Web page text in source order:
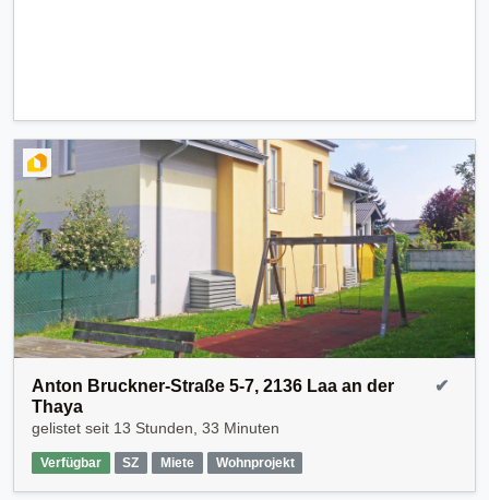
Anton Bruckner-Straße 5-7, 2136 Laa an der
Thaya
gelistet seit 13 Stunden, 33 Minuten
Verfügbar SZ Miete Wohnprojekt
✔